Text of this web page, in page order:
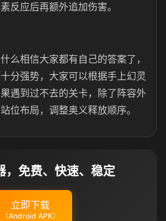
反应后再额外追加伤害。
么相信大家都有自己的答案了，
分强势，大家可以根据手上幻灵
遇到过不去的关卡，除了阵容外
位布局，调整奥义释放顺序。
，免费、快速、稳定
立即下载
（Android APK）